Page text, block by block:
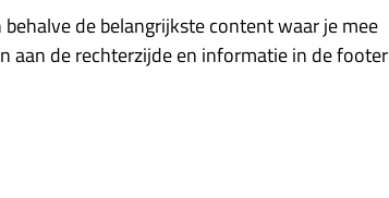
de belangrijkste content waar je mee
aan de rechterzijde en informatie in de footer